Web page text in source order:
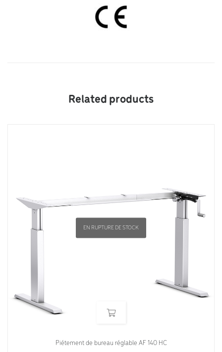
Related products
EN RUPTURE DE STOCK
Piétement de bureau réglable AF 140 HC